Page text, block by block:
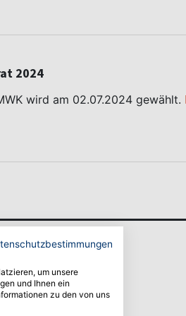
2024
wird am 02.07.2024 gewählt.
Blick
um unsere
und Ihnen ein
zu den von uns